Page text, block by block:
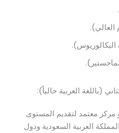
(باللغة العربية حالياً):
مركز معتمد لتقديم المستوى
العربية السعودية ودول